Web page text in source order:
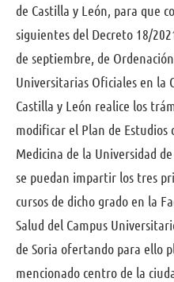
de Castilla y León, para que
siguientes del Decreto 18/
de septiembre, de
Universitarias Oficiales en la
Castilla y León realice los
modificar el Plan de Estudios
Medicina de la Universidad
se puedan impartir los tres
cursos de dicho grado en la
Salud del Campus
de Soria ofertando para ello
mencionado centro de la